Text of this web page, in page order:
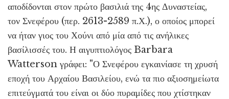
αποδίδονται στον πρώτο βασιλιά της 4ης Δυναστείας,
τον Σνεφέρου (περ. 2613-2589 π.Χ.), ο οποίος μπορεί
να ήταν γιος του Χούνι από μία από τις ανήλικες
βασίλισσές του. Η αιγυπτιολόγος Barbara
Watterson γράφει: "Ο Σνεφέρου εγκαινίασε τη χρυσή
εποχή του Αρχαίου Βασιλείου, ενώ τα πιο αξιοσημείωτα
επιτεύγματά του είναι οι δύο πυραμίδες που χτίστηκαν